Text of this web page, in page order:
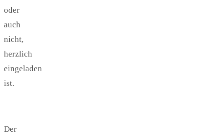
oder
auch
nicht,
herzlich
eingeladen
ist.
Der